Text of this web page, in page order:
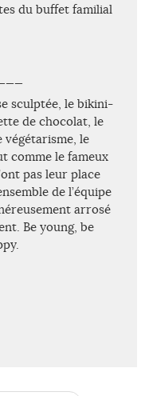
du buffet familial
sculptée, le bikini-
de chocolat, le
le
comme le fameux
pas leur place
de l’équipe
arrosé
Be young, be